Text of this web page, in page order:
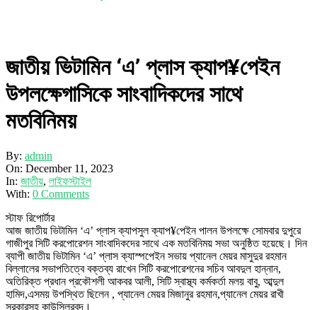
জাতীয় ভিটামিন ‘এ’ প্লাস ক্যাপ¥পেইন
উপলক্ষেগাসিকে সাংবাদিকদের সাথে
মতবিনিময়
By: admin
On: December 11, 2023
In: জাতীয়, লাইফস্টাইল
With: 0 Comments
স্টাফ রিপোর্টার
আজ জাতীয় ভিটামিন ‘এ’ প্লাস ক্যাপসুল ক্যাপ¥পেইন পালন উপলক্ষে সোমবার দুপুরে
গাজীপুর সিটি করপোরেশন সাংবাদিকদের সাথে এক মতবিনিময় সভা অনুষ্ঠিত হয়েছে। দিন
ব্যাপী জাতীয় ভিটামিন ‘এ’ প্লাস ক্যাস্পপেইন সভায় প্যানেল মেয়র মাসুদুর রহমান
বিল্লালের সভাপতিত্বে বক্তব্য রাখেন সিটি করপোরেশনের সচিব আবদুল হান্নান,
অতিরিক্ত প্রধান প্রকৌশলী আকবর আলী, সিটি স্বাস্থ্য কর্মকর্তা মলয় বাবু, আব্দুল
হামিদ,এসময় উপস্থিত ছিলেন , প্যানেল মেয়র মিজানুর রহমান,প্যানেল মেয়র রাখী
সরকারসহ কাউন্সিলরবৃন্দ।